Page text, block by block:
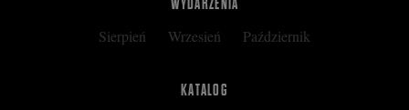
WYDARZENIA
Sierpień Wrzesień Październik
KATALOG